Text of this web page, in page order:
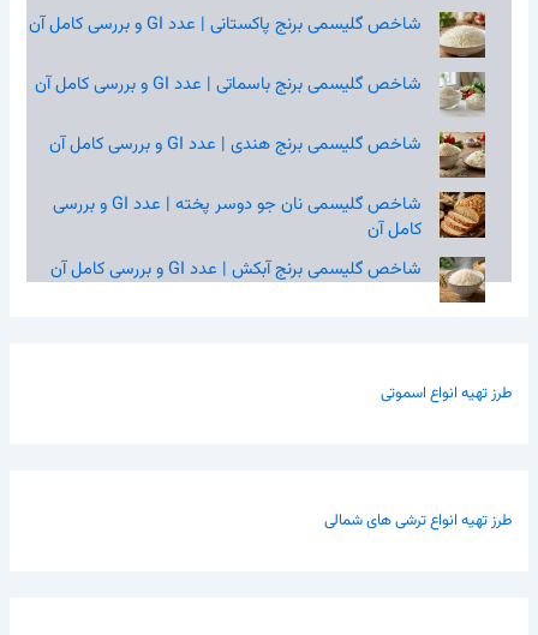
شاخص گلیسمی برنج پاکستانی | عدد GI و بررسی کامل آن
شاخص گلیسمی برنج باسماتی | عدد GI و بررسی کامل آن
شاخص گلیسمی برنج هندی | عدد GI و بررسی کامل آن
شاخص گلیسمی نان جو دوسر پخته | عدد GI و بررسی
کامل آن
شاخص گلیسمی برنج آبکش | عدد GI و بررسی کامل آن
طرز تهیه انواع اسموتی
طرز تهیه انواع ترشی های شمالی